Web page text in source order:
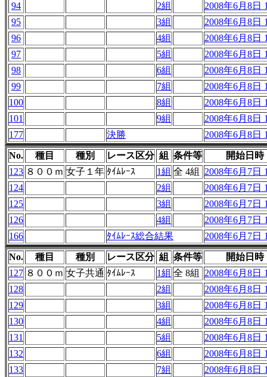
94
2組
2008年6月8日
95
3組
2008年6月8日
96
4組
2008年6月8日
97
5組
2008年6月8日
98
6組
2008年6月8日
99
7組
2008年6月8日
100
8組
2008年6月8日
101
9組
2008年6月8日
177
決勝 2008年6月8日
No. 種目 種別 レース区分 組 条件等
開始日時
123 ８００ｍ 女子１年 ﾀｲﾑﾚｰｽ 1組 全 4組
2008年6月7日
124
2組
2008年6月7日
125
3組
2008年6月7日
126
4組
2008年6月7日
166
ﾀｲﾑﾚｰｽ総合結果 2008年6月7日
No. 種目 種別 レース区分 組 条件等
開始日時
127 ８００ｍ 女子共通 ﾀｲﾑﾚｰｽ 1組 全 8組
2008年6月8日
128
2組
2008年6月8日
129
3組
2008年6月8日
130
4組
2008年6月8日
131
5組
2008年6月8日
132
6組
2008年6月8日
133
7組
2008年6月8日